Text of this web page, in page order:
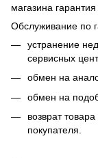
магазина
Обслуживание по
устранение
сервисных
обмен на
обмен на
возврат
покупателя.